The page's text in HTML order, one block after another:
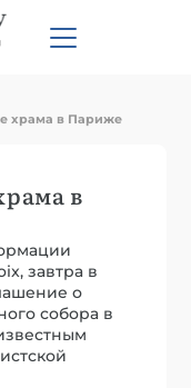
храма в Париже
в
завтра в
о
собора в